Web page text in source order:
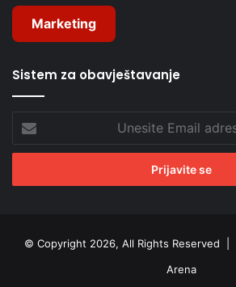
Marketing
Sistem za obavještavanje
Email
adresu
© Copyright 2026, All Rights Reserved |
Arena